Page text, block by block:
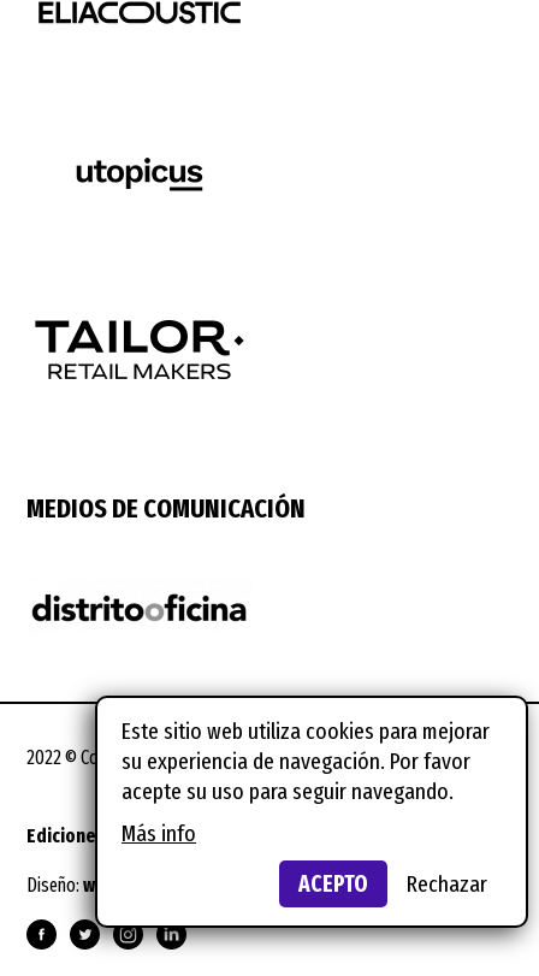
MEDIOS DE COMUNICACIÓN
2022 © Coworking Spain Conference
Ediciones anteriores
Diseño:wild wild web Suscríbete al newsletter
Este sitio web utiliza cookies para mejorar
su experiencia de navegación. Por favor
acepte su uso para seguir navegando.
Más info
ACEPTO
Rechazar